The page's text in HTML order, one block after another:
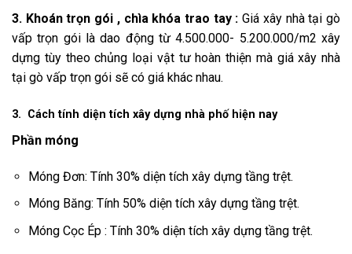
3. Khoán trọn gói , chìa khóa trao tay : Giá xây nhà tại gò
vấp trọn gói là dao động từ 4.500.000- 5.200.000/m2 xây
dựng tùy theo chủng loại vật tư hoàn thiện mà giá xây nhà
tại gò vấp trọn gói sẽ có giá khác nhau.
3. Cách tính diện tích xây dựng nhà phố hiện nay
Phần móng
Móng Đơn: Tính 30% diện tích xây dựng tầng trệt.
Móng Băng: Tính 50% diện tích xây dựng tầng trệt.
Móng Cọc Ép : Tính 30% diện tích xây dựng tầng trệt.